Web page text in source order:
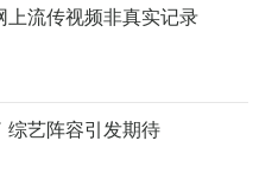
上流传视频非真实记录
综艺阵容引发期待